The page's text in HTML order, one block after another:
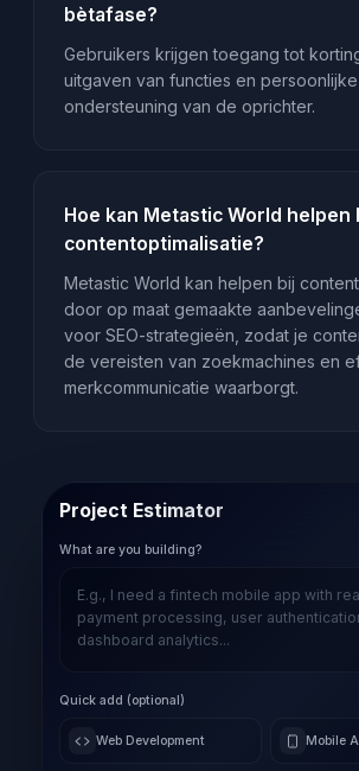
bètafase?
Gebruikers krijgen toegang tot
uitgaven van functies en persoonlijke
ondersteuning van de oprichter.
Hoe kan Metastic World helpen
contentoptimalisatie?
Metastic World kan helpen bij
door op maat gemaakte
voor SEO-strategieën, zodat je
de vereisten van zoekmachines en
merkcommunicatie waarborgt.
Project Estimator
What are you building?
Quick add (optional)
Web Development Mobile